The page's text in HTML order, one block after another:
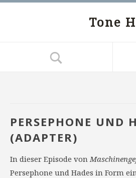
Tone H
PERSEPHONE UND
(ADAPTER)
In dieser Episode von
Persephone und Hades in Form